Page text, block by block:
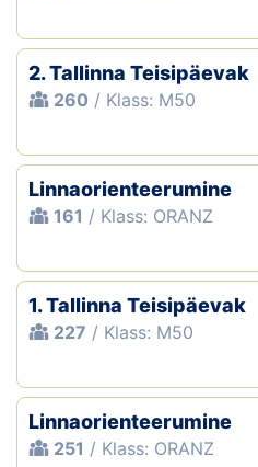
2. Tallinna Teisipäevak
260 / Klass: M50
Linnaorienteerumine
161 / Klass: ORANZ
1. Tallinna Teisipäevak
227 / Klass: M50
Linnaorienteerumine
251 / Klass: ORANZ